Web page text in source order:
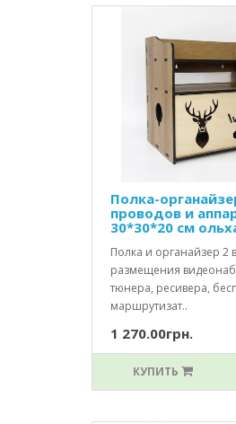
Полка-
проводов и
30*30*20 см
Полка и органайзер 2
размещения
тюнера, ресивера,
маршрутизат..
1 270.00грн.
КУПИТЬ